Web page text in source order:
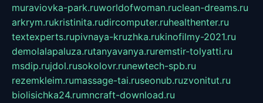
muraviovka-park.ruworldofwoman.ruclean-dreams.ru
arkrym.rukristinita.rudircomputer.ruhealthenter.ru
textexperts.rupivnaya-kruzhka.rukinofilmy-2021.ru
demolalapaluza.rutanyavanya.ruremstir-tolyatti.ru
msdip.rujdol.rusokolovr.runewtech-spb.ru
rezemkleim.rumassage-tai.ruseonub.ruzvonitut.ru
biolisichka24.rumncraft-download.ru